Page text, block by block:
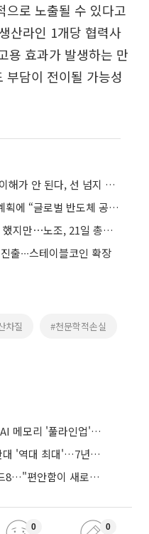
으로 노출될 수 있다고
산라인 1개당 협력사
용 효과가 발생하는 만
부담이 전이될 가능성
李대통령, 삼성전자 노조 향해 "이해가 안 된다, 선 넘지 않아야"
외신, 삼성전자 노조 파업 강행 계획에 “글로벌 반도체 공급망 위기”
총수ㆍ정부ㆍ재계 총출동 ‘호소’ 했지만⋯노조, 21일 총파업 강행 선언
∙∙∙스테이블코인 확장
차질 #천문학적손실
D램·낸드 모두 세계 1위…삼성, AI 메모리 '풀라인업'으로 승부
갤럭시 Z 폴드8, 사전판매 144만대 '역대 최대'…7년만에 갤노트10 기록 넘어
'여권'에서 영감 받은 갤럭시 폴드8…"편안함이 새로운 디자인 경쟁력"
0 0